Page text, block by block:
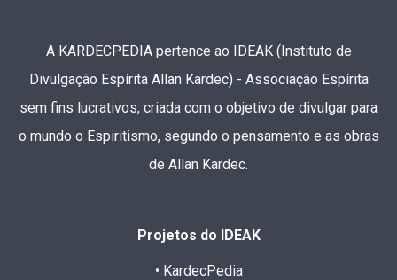
A KARDECPEDIA pertence ao IDEAK (Instituto de
Divulgação Espírita Allan Kardec) - Associação Espírita
sem fins lucrativos, criada com o objetivo de divulgar para
o mundo o Espiritismo, segundo o pensamento e as obras
de Allan Kardec.
Projetos do IDEAK
• KardecPedia